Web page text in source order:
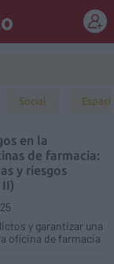
Social
en la
de farmacia:
y riesgos
y garantizar una
oficina de farmacia